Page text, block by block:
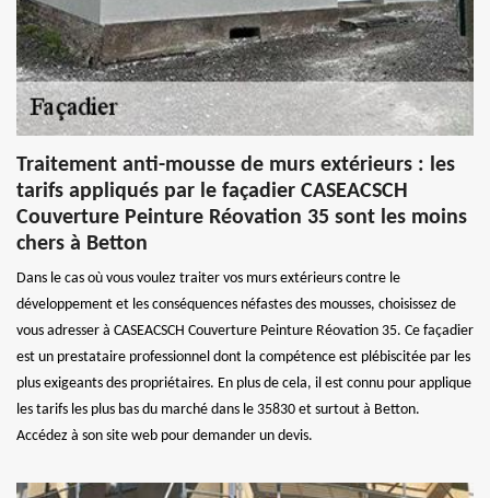
Traitement anti-mousse de murs extérieurs : les
tarifs appliqués par le façadier CASEACSCH
Couverture Peinture Réovation 35 sont les moins
chers à Betton
Dans le cas où vous voulez traiter vos murs extérieurs contre le
développement et les conséquences néfastes des mousses, choisissez de
vous adresser à CASEACSCH Couverture Peinture Réovation 35. Ce façadier
est un prestataire professionnel dont la compétence est plébiscitée par les
plus exigeants des propriétaires. En plus de cela, il est connu pour applique
les tarifs les plus bas du marché dans le 35830 et surtout à Betton.
Accédez à son site web pour demander un devis.